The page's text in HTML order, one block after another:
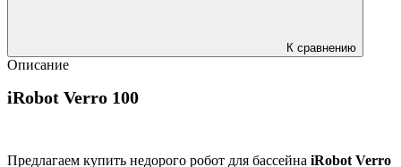
К сравнению
Описание
iRobot Verro 100
Предлагаем купить недорого робот для бассейна iRobot Verro